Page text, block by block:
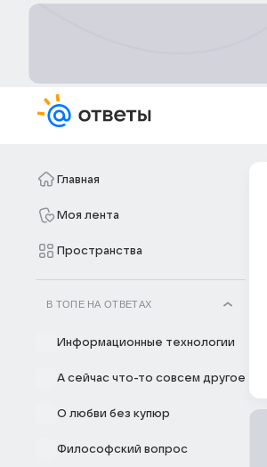
Главная
Моя лента
Пространства
В ТОПЕ НА ОТВЕТАХ
Информационные технологии
А сейчас что-то совсем другое
О любви без купюр
Философский вопрос